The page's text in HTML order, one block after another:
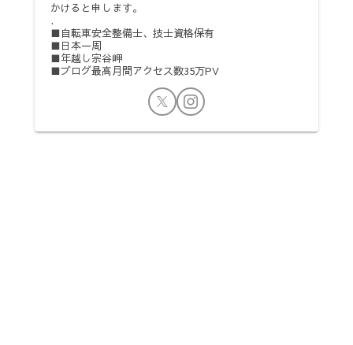
かけると申します。
.
■自転車安全整備士、技士資格保有
■日本一周
■年越し宗谷岬
■ブログ最高月間アクセス数35万PV